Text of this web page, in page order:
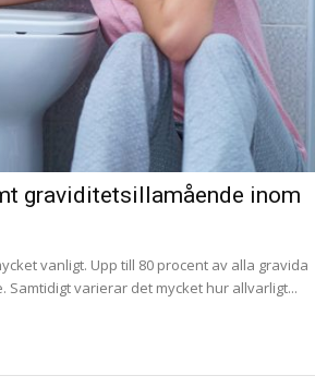
graviditetsillamående inom
vanligt. Upp till 80 procent av alla gravida
varierar det mycket hur allvarligt...